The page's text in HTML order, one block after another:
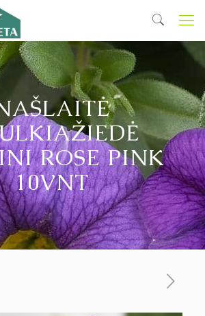
ROSE PINK
10VNT